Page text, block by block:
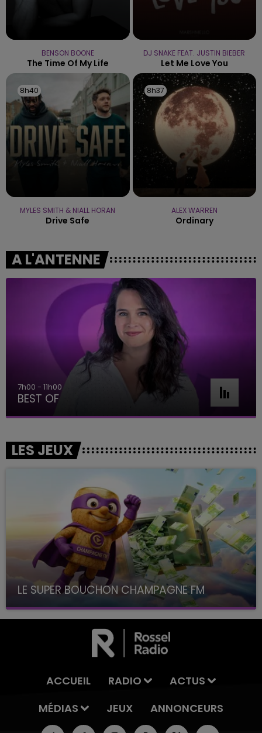
BENSON BOONE
The Time Of My Life
DJ SNAKE FEAT. JUSTIN BIEBER
Let Me Love You
8h40
8h40
MYLES SMITH & NIALL HORAN
Drive Safe
8h37
8h37
ALEX WARREN
Ordinary
A L'ANTENNE
7h00 - 11h00
BEST OF
LES JEUX
LE SUPER BOUCHON CHAMPAGNE FM
avec La Famille Champagne FM, à 8H10
ACCUEIL RADIO
ACTUS
MÉDIAS
JEUX ANNONCEURS